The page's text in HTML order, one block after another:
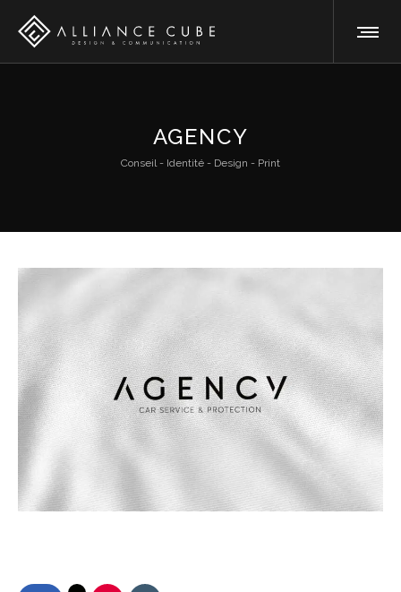
AGENCY
Conseil - Identité - Design - Print